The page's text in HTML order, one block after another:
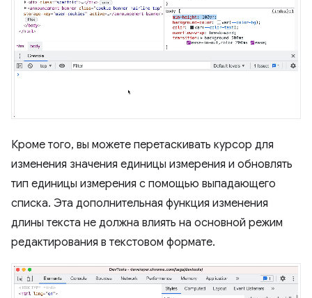
Кроме того, вы можете перетаскивать курсор для
изменения значения единицы измерения и обновлять
тип единицы измерения с помощью выпадающего
списка. Эта дополнительная функция изменения
длины текста не должна влиять на основной режим
редактирования в текстовом формате.